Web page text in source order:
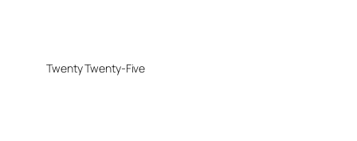
Twenty Twenty-Five